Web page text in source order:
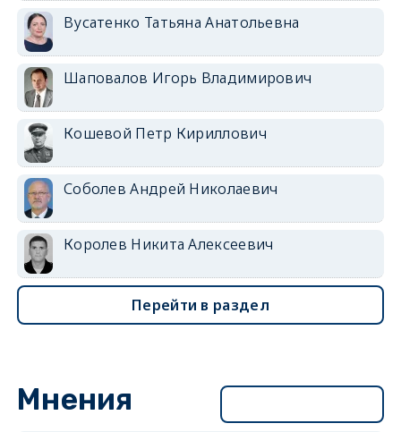
Вусатенко Татьяна Анатольевна
Шаповалов Игорь Владимирович
Кошевой Петр Кириллович
Соболев Андрей Николаевич
Королев Никита Алексеевич
Перейти в раздел
Мнения